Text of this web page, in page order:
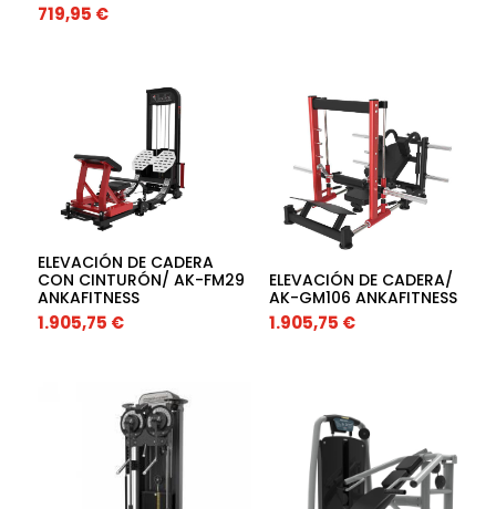
719,95 €
ELEVACIÓN DE CADERA
CON CINTURÓN/ AK-FM29
ANKAFITNESS
1.905,75 €
ELEVACIÓN DE CADERA/
AK-GM106 ANKAFITNESS
1.905,75 €